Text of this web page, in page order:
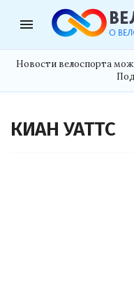
menu
Новости велоспорта
КИАН УАТТС